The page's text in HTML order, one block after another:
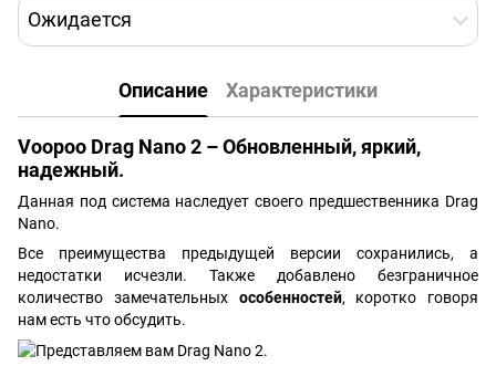
Ожидается
Описание Характеристики
Voopoo Drag Nano 2 – Обновленный, яркий,
надежный.
Данная под система наследует своего предшественника Drag
Nano.
Все преимущества предыдущей версии сохранились, а
недостатки исчезли. Также добавлено безграничное
количество замечательных особенностей, коротко говоря
нам есть что обсудить.